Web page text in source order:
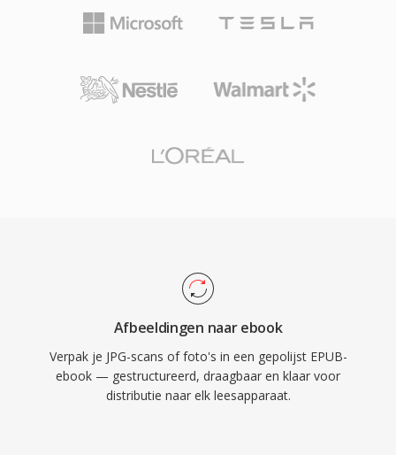
Afbeeldingen naar ebook
Verpak je JPG-scans of foto's in een gepolijst EPUB-
ebook — gestructureerd, draagbaar en klaar voor
distributie naar elk leesapparaat.